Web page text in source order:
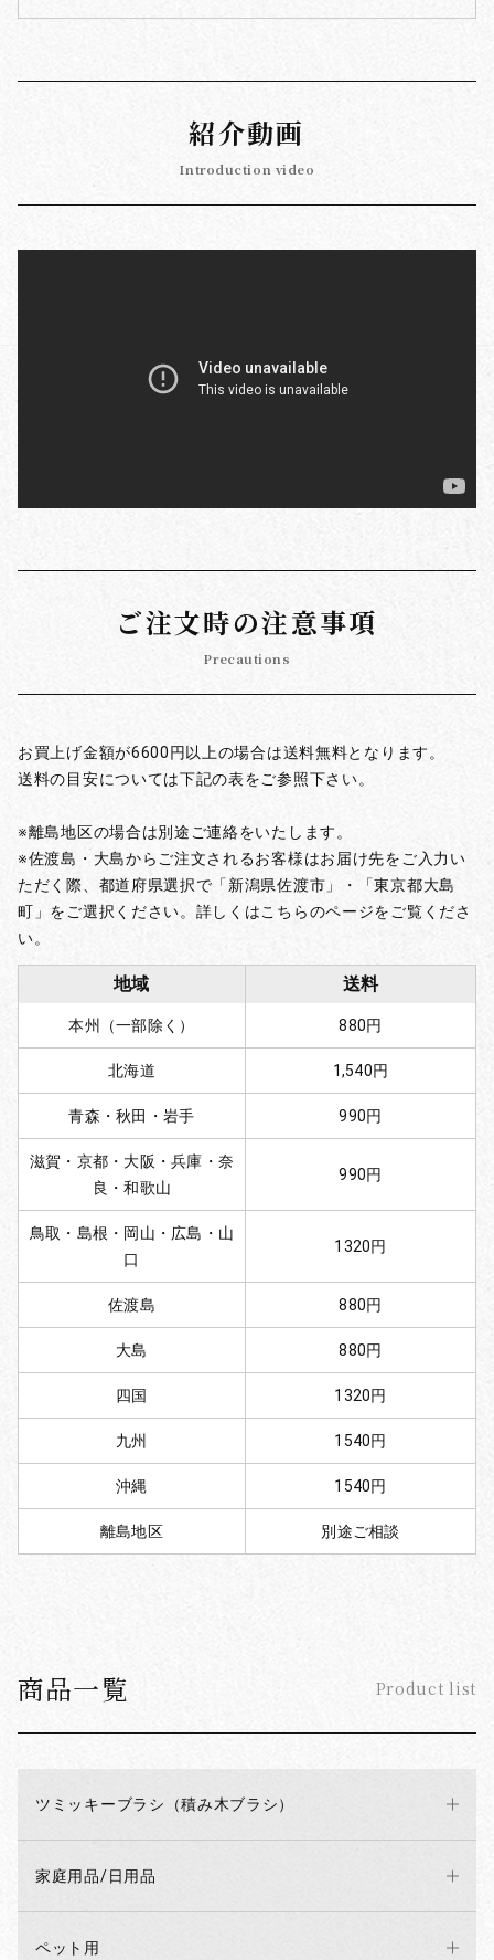
商品一覧 Product list
ツミッキーブラシ（積み木ブラシ）
家庭用品/日用品
ペット用
紹介動画
Introduction video
ご注文時の注意事項
Precautions
お買上げ金額が6600円以上の場合は送料無料となります。
送料の目安については下記の表をご参照下さい。
※離島地区の場合は別途ご連絡をいたします。
※佐渡島・大島からご注文されるお客様はお届け先をご入力い
ただく際、都道府県選択で「新潟県佐渡市」・「東京都大島
町」をご選択ください。詳しくはこちらのページをご覧くださ
い。
地域 送料
本州（一部除く） 880円
北海道 1,540円
青森・秋田・岩手 990円
滋賀・京都・大阪・兵庫・奈
良・和歌山
990円
鳥取・島根・岡山・広島・山
口
1320円
佐渡島 880円
大島 880円
四国 1320円
九州 1540円
沖縄 1540円
離島地区 別途ご相談